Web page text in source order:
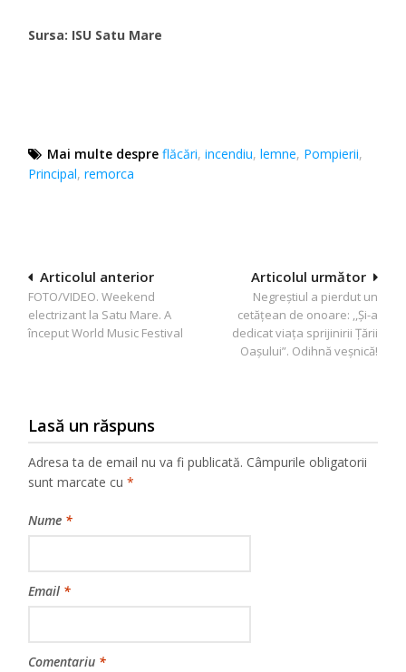
Sursa: ISU Satu Mare
Mai multe despre flăcări,incendiu,lemne, Pompierii,
Principal,remorca
Navigare
în
articole
Articolul următor
Negreștiul a pierdut un
cetățean de onoare: ,,Și-a
dedicat viața sprijinirii Țării
Oașului”. Odihnă veșnică!
Articolul anterior
FOTO/VIDEO. Weekend
electrizant la Satu Mare. A
început World Music Festival
Lasă un răspuns
Adresa ta de email nu va fi publicată. Câmpurile obligatorii
sunt marcate cu*
Nume *
Email *
Comentariu *